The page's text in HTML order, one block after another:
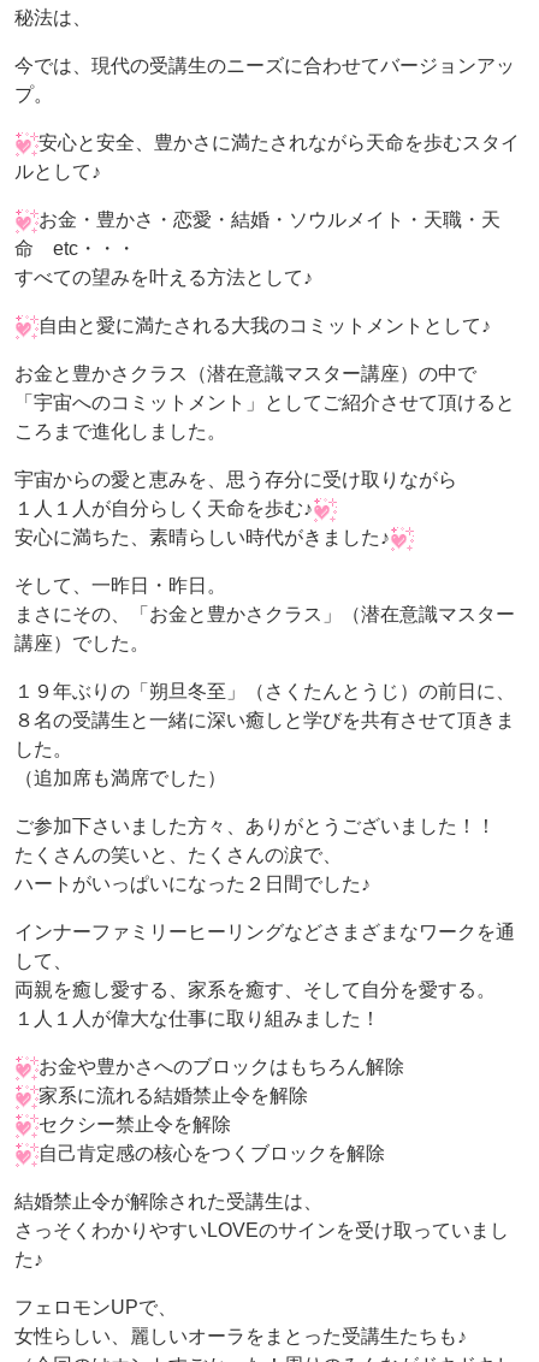
秘法は、
今では、現代の受講生のニーズに合わせてバージョンアッ
プ。
安心と安全、豊かさに満たされながら天命を歩むスタイ
ルとして♪
お金・豊かさ・恋愛・結婚・ソウルメイト・天職・天
命 etc・・・
すべての望みを叶える方法として♪
自由と愛に満たされる大我のコミットメントとして♪
お金と豊かさクラス（潜在意識マスター講座）の中で
「宇宙へのコミットメント」としてご紹介させて頂けると
ころまで進化しました。
宇宙からの愛と恵みを、思う存分に受け取りながら
１人１人が自分らしく天命を歩む♪
安心に満ちた、素晴らしい時代がきました♪
そして、一昨日・昨日。
まさにその、「お金と豊かさクラス」（潜在意識マスター
講座）でした。
１９年ぶりの「朔旦冬至」（さくたんとうじ）の前日に、
８名の受講生と一緒に深い癒しと学びを共有させて頂きま
した。
（追加席も満席でした）
ご参加下さいました方々、ありがとうございました！！
たくさんの笑いと、たくさんの涙で、
ハートがいっぱいになった２日間でした♪
インナーファミリーヒーリングなどさまざまなワークを通
して、
両親を癒し愛する、家系を癒す、そして自分を愛する。
１人１人が偉大な仕事に取り組みました！
お金や豊かさへのブロックはもちろん解除
家系に流れる結婚禁止令を解除
セクシー禁止令を解除
自己肯定感の核心をつくブロックを解除
結婚禁止令が解除された受講生は、
さっそくわかりやすいLOVEのサインを受け取っていまし
た♪
フェロモンUPで、
女性らしい、麗しいオーラをまとった受講生たちも♪